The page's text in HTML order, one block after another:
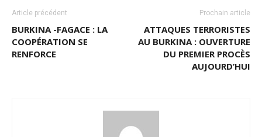
Article précédent
BURKINA -FAGACE : LA
COOPÉRATION SE
RENFORCE
Prochain article
ATTAQUES TERRORISTES
AU BURKINA : OUVERTURE
DU PREMIER PROCÈS
AUJOURD’HUI